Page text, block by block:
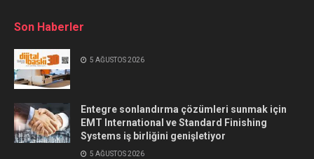
Son Haberler
5 AĞUSTOS 2026
Entegre sonlandırma çözümleri sunmak için
EMT International ve Standard Finishing
Systems iş birliğini genişletiyor
5 AĞUSTOS 2026